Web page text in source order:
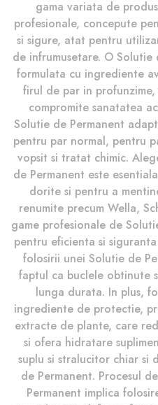
gama variata de
profesionale, concepute
si sigure, atat pentru
de infrumusetare. O
formulata cu ingrediente
firul de par in
compromite sanatatea
Solutie de Permanent
pentru par normal, pentru
vopsit si tratat chimic.
de Permanent este
dorite si pentru a
renumite precum Wella,
game profesionale de
pentru eficienta si
folosirii unei Solutie de
faptul ca buclele obtinute
lunga durata. In plus,
ingrediente de protectie,
extracte de plante, care
si ofera hidratare
suplu si stralucitor chiar si
de Permanent. Procesul
Permanent implica